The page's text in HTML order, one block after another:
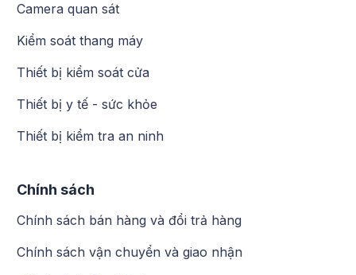
Camera quan sát
Kiểm soát thang máy
Thiết bị kiểm soát cửa
Thiết bị y tế - sức khỏe
Thiết bị kiểm tra an ninh
Chính sách
Chính sách bán hàng và đổi trả hàng
Chính sách vận chuyển và giao nhận